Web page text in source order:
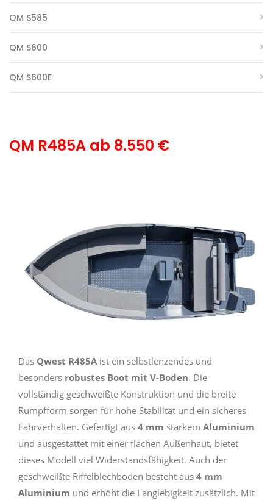
QM S585
QM S600
QM S600E
QM R485A ab 8.550 €
Das Qwest R485Aist ein selbstlenzendes und
besonders robustes Boot mit V-Boden. Die
vollständig geschweißte Konstruktion und die breite
Rumpfform sorgen für hohe Stabilität und ein sicheres
Fahrverhalten. Gefertigt aus 4 mm starkem Aluminium
und ausgestattet mit einer flachen Außenhaut, bietet
dieses Modell viel Widerstandsfähigkeit. Auch der
geschweißte Riffelblechboden besteht aus 4 mm
Aluminium und erhöht die Langlebigkeit zusätzlich. Mit